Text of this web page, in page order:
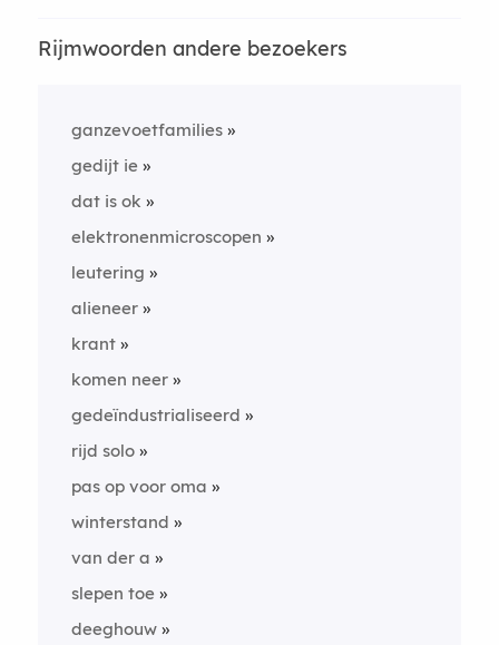
Rijmwoorden andere bezoekers
ganzevoetfamilies
gedijt ie
dat is ok
elektronenmicroscopen
leutering
alieneer
krant
komen neer
gedeïndustrialiseerd
rijd solo
pas op voor oma
winterstand
van der a
slepen toe
deeghouw